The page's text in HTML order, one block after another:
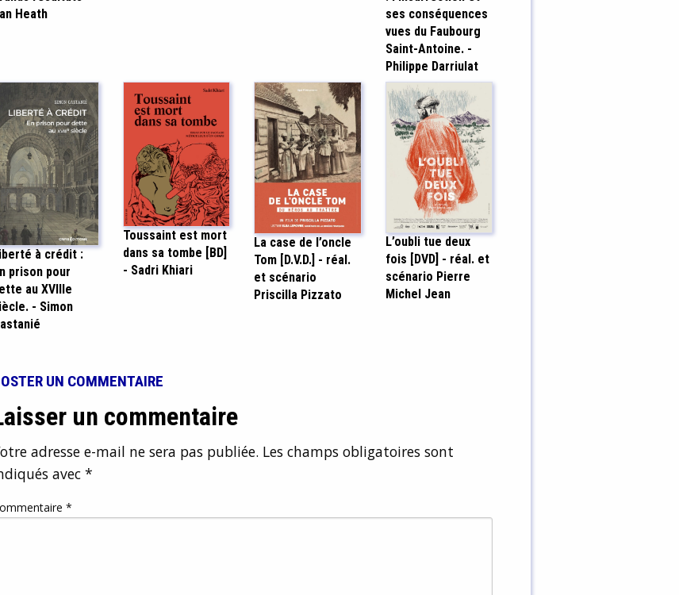
Heath
ses conséquences
vues du Faubourg
Saint-Antoine. -
Philippe Darriulat
à crédit :
prison pour
au XVIIIe
- Simon
Toussaint est mort
dans sa tombe [BD]
- Sadri Khiari
La case de l’oncle
Tom [D.V.D.] - réal.
et scénario
Priscilla Pizzato
L’oubli tue deux
fois [DVD] - réal. et
scénario Pierre
Michel Jean
UN COMMENTAIRE
un commentaire
adresse e-mail ne sera pas publiée. Les champs obligatoires sont
avec *
*